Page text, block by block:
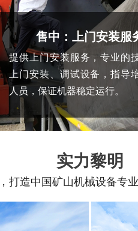
售中：上门安装服
提供上门安装服务，专业的
上门安装、调试设备，指导
人员，保证机器稳定运行。
实力黎明
打造中国矿山机械设备专